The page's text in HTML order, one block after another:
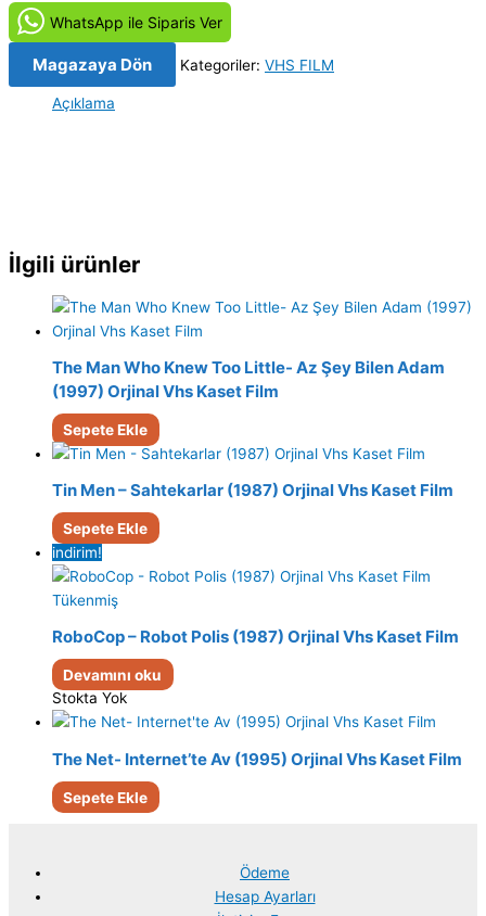
Orjinal
Vhs
Kaset
Film
WhatsApp ile Siparis Ver
Magazaya Dön Kategoriler: VHS FILM
Açıklama
İlgili ürünler
The Man Who Knew Too Little- Az Şey Bilen Adam
(1997) Orjinal Vhs Kaset Film
Sepete Ekle
Tin Men – Sahtekarlar (1987) Orjinal Vhs Kaset Film
Sepete Ekle
indirim!
Tükenmiş
RoboCop – Robot Polis (1987) Orjinal Vhs Kaset Film
Devamını oku
Stokta Yok
The Net- Internet’te Av (1995) Orjinal Vhs Kaset Film
Sepete Ekle
Ödeme
Hesap Ayarları